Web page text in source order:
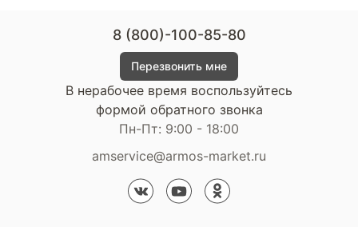
8 (800)-100-85-80
Перезвонить мне
В нерабочее время воспользуйтесь
формой обратного звонка
Пн-Пт: 9:00 - 18:00
amservice@armos-market.ru